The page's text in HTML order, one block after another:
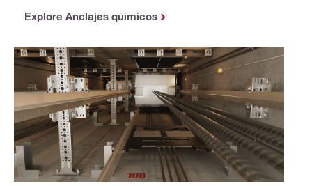
Explore Anclajes químicos